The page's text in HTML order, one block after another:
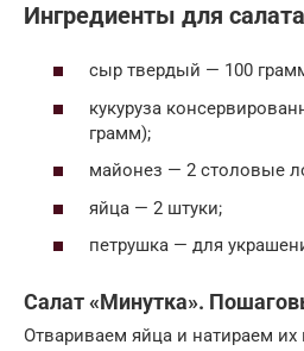
Ингредиенты для
сыр твердый — 100
кукуруза
грамм);
майонез — 2 столовые
яйца — 2 штуки;
петрушка — для
Салат «Минутка».
Отвариваем яйца и натираем их